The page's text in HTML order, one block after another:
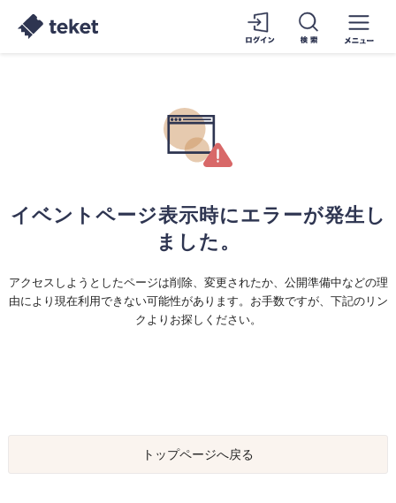
イベントページ表示時にエラーが発生し
ました。
アクセスしようとしたページは削除、変更されたか、公開準備中などの理
由により現在利用できない可能性があります。お手数ですが、下記のリン
クよりお探しください。
トップページへ戻る